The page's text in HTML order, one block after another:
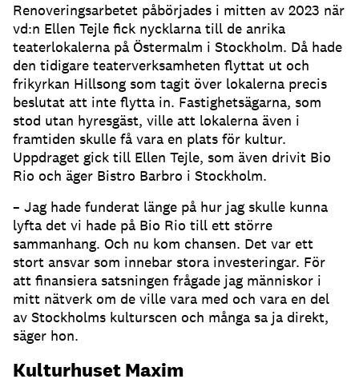
Renoveringsarbetet påbörjades i mitten av 2023 när
vd:n Ellen Tejle fick nycklarna till de anrika
teaterlokalerna på Östermalm i Stockholm. Då hade
den tidigare teaterverksamheten flyttat ut och
frikyrkan Hillsong som tagit över lokalerna precis
beslutat att inte flytta in. Fastighetsägarna, som
stod utan hyresgäst, ville att lokalerna även i
framtiden skulle få vara en plats för kultur.
Uppdraget gick till Ellen Tejle, som även drivit Bio
Rio och äger Bistro Barbro i Stockholm.
– Jag hade funderat länge på hur jag skulle kunna
lyfta det vi hade på Bio Rio till ett större
sammanhang. Och nu kom chansen. Det var ett
stort ansvar som innebar stora investeringar. För
att finansiera satsningen frågade jag människor i
mitt nätverk om de ville vara med och vara en del
av Stockholms kulturscen och många sa ja direkt,
säger hon.
Kulturhuset Maxim